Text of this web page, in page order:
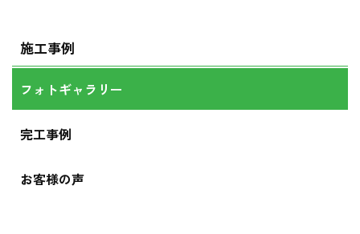
施工事例
フォトギャラリー
完工事例
お客様の声